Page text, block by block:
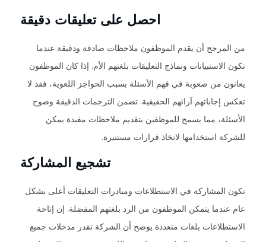
احصل على تعليقات دقيقة
من المرجح أن يقدم الموظفون ملاحظات صادقة ودقيقة عندما
تكون الاستبيانات ونماذج التعليقات بلغتهم الأم. إذا كان الموظفون
يعانون من صعوبة في فهم الأسئلة بسبب الحواجز اللغوية، فقد لا
تعكس إجاباتهم آرائهم الحقيقية. تضمن الترجمات الدقيقة وضوح
الأسئلة، مما يسمح للموظفين بتقديم ملاحظات مفيدة يمكن
للشركة استخدامها لاتخاذ قرارات مستنيرة.
تشجيع المشاركة
تكون المشاركة في الاستطلاعات ومبادرات التعليقات أعلى بشكل
عام عندما يتمكن الموظفون من الرد بلغتهم المفضلة. إن إتاحة
الاستطلاعات بلغات متعددة يوضح أن الشركة تقدر مدخلات جميع